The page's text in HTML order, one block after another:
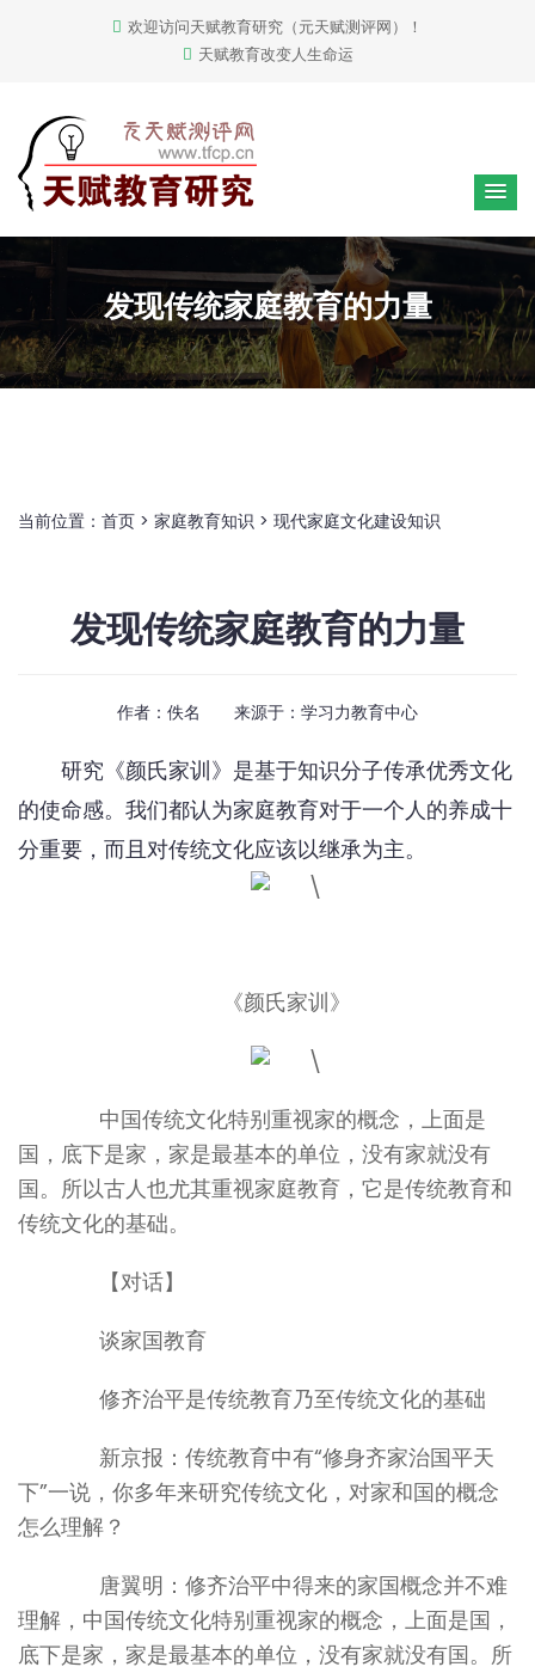
欢迎访问天赋教育研究（元天赋测评网）！
天赋教育改变人生命运
发现传统家庭教育的力量
当前位置： 首页 > 家庭教育知识 > 现代家庭文化建设知识
发现传统家庭教育的力量
作者：佚名 来源于： 学习力教育中心
研究《颜氏家训》是基于知识分子传承优秀文化
的使命感。我们都认为家庭教育对于一个人的养成十
分重要，而且对传统文化应该以继承为主。
《颜氏家训》
中国传统文化特别重视家的概念，上面是
国，底下是家，家是最基本的单位，没有家就没有
国。所以古人也尤其重视家庭教育，它是传统教育和
传统文化的基础。
【对话】
谈家国教育
修齐治平是传统教育乃至传统文化的基础
新京报：传统教育中有“修身齐家治国平天
下”一说，你多年来研究传统文化，对家和国的概念
怎么理解？
唐翼明：修齐治平中得来的家国概念并不难
理解，中国传统文化特别重视家的概念，上面是国，
底下是家，家是最基本的单位，没有家就没有国。所